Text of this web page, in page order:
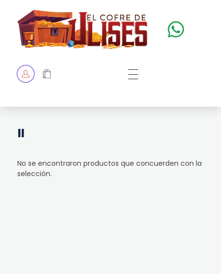
TIENDA
II
No se encontraron productos que concuerden con la
selección.